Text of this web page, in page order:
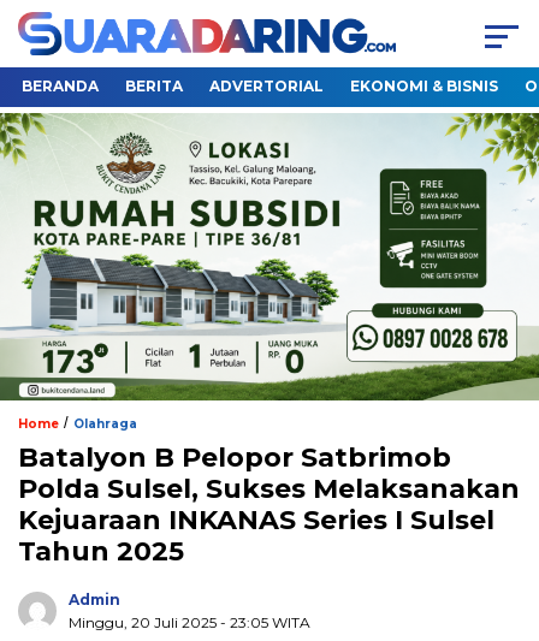
BERANDA BERITA ADVERTORIAL EKONOMI & BISNIS
Home / Olahraga
Batalyon B Pelopor Satbrimob
Polda Sulsel, Sukses Melaksanakan
Kejuaraan INKANAS Series I Sulsel
Tahun 2025
Admin
Minggu, 20 Juli 2025 - 23:05 WITA